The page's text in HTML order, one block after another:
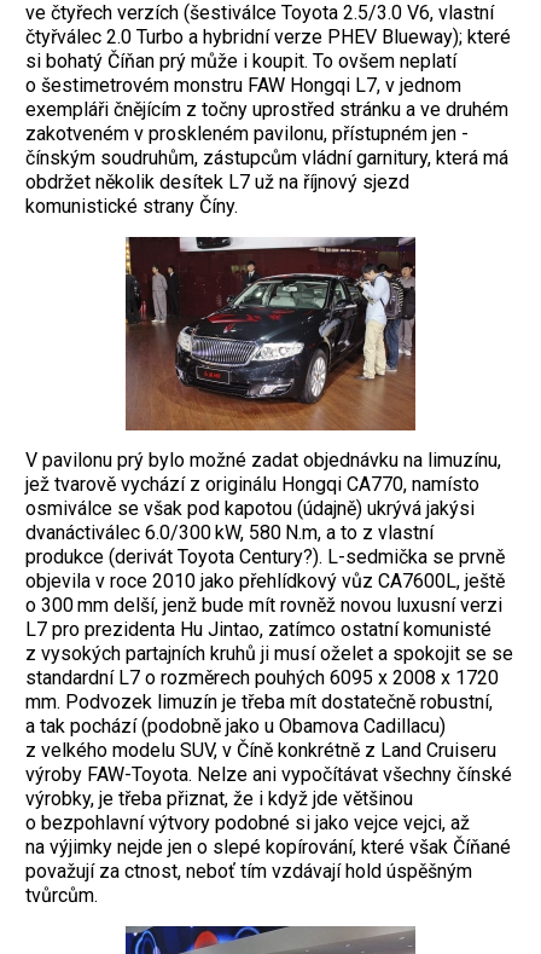
ve čtyřech verzích (šestiválce Toyota 2.5/3.0 V6, vlastní
čtyřválec 2.0 Turbo a hybridní verze PHEV Blueway); které
si bohatý Číňan prý může i koupit. To ovšem neplatí
o šestimetrovém monstru FAW Hongqi L7, v jednom
exempláři čnějícím z točny uprostřed stránku a ve druhém
zakotveném v proskleném pavilonu, přístupném jen ­
čínským soudruhům, zástupcům vládní garnitury, která má
obdržet několik desítek L7 už na říjnový sjezd
komunistické strany Číny.
V pavilonu prý bylo možné zadat objednávku na limuzínu,
jež tvarově vychází z originálu Hongqi CA770, namísto
osmi­válce se však pod kapotou (údajně) ukrývá jakýsi
dvanáctiválec 6.0/300 kW, 580 N.m, a to z vlastní
produkce (derivát Toyota Century?). L-sedmička se prvně
objevila v roce 2010 jako přehlídkový vůz CA7600L, ještě
o 300 mm delší, jenž bude mít rovněž novou luxusní verzi
L7 pro prezidenta Hu Jintao, zatímco ostatní komunisté
z vysokých partajních kruhů ji musí oželet a spokojit se se
standardní L7 o rozměrech pouhých 6095 x 2008 x 1720
mm. Podvozek limuzín je třeba mít dostatečně robustní,
a tak pochází (podobně jako u Obamova Cadillacu)
z velkého modelu SUV, v Číně konkrétně z Land Cruiseru
výroby FAW-Toyota. Nelze ani vypočítávat všechny čínské
výrobky, je třeba přiznat, že i když jde většinou
o bezpohlavní výtvory podobné si jako vejce vejci, až
na výjimky nejde jen o slepé kopírování, ­které však Číňané
považují za ctnost, neboť tím vzdávají hold úspěšným
tvůrcům.